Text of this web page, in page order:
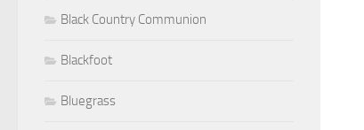
Black Country Communion
Blackfoot
Bluegrass